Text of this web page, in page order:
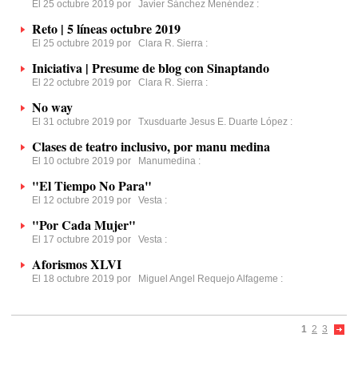
El 25 octubre 2019 por Javier Sánchez Menéndez :
Reto | 5 líneas octubre 2019
El 25 octubre 2019 por Clara R. Sierra :
Iniciativa | Presume de blog con Sinaptando
El 22 octubre 2019 por Clara R. Sierra :
No way
El 31 octubre 2019 por Txusduarte Jesus E. Duarte López :
Clases de teatro inclusivo, por manu medina
El 10 octubre 2019 por Manumedina :
"El Tiempo No Para"
El 12 octubre 2019 por Vesta :
"Por Cada Mujer"
El 17 octubre 2019 por Vesta :
Aforismos XLVI
El 18 octubre 2019 por Miguel Angel Requejo Alfageme :
1 2 3